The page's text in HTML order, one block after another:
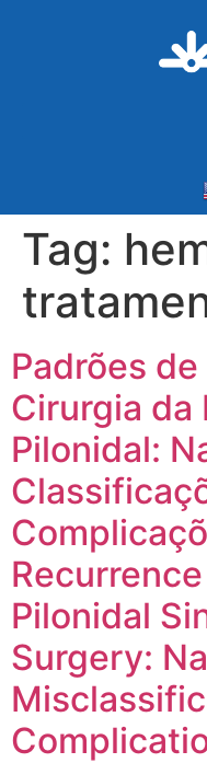
Tag:
Padrões
Cirurgia da
Pilonidal:
Pilonidal
Surgery: